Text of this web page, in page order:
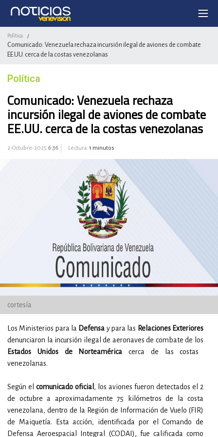
Política /
Comunicado: Venezuela rechaza incursión ilegal de aviones de combate
EE.UU. cerca de la costas venezolanas
Política
Comunicado: Venezuela rechaza
incursión ilegal de aviones de combate
EE.UU. cerca de la costas venezolanas
2-Octubre-2025 6:36 Lectura: 1 minutos
cortesía
Los Ministerios para la Defensa y para las Relaciones Exteriores
denunciaron la incursión ilegal de aeronaves de combate de los
Estados Unidos
de Norteamérica cerca de las costas
venezolanas.
Según el comunicado oficial , los aviones fueron detectados el 2
de octubre a aproximadamente 75 kilómetros de la costa
venezolana, dentro de la Región de Información de Vuelo (FIR)
de Maiquetía. Esta acción, identificada por el Comando de
Defensa Aeroespacial Integral (CODAI), fue calificada como